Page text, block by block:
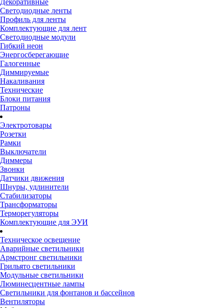
Декоративные
Светодиодные ленты
Профиль для ленты
Комплектующие для лент
Светодиодные модули
Гибкий неон
Энергосберегающие
Галогенные
Диммируемые
Накаливания
Технические
Блоки питания
Патроны
Электротовары
Розетки
Рамки
Выключатели
Диммеры
Звонки
Датчики движения
Шнуры, удлинители
Стабилизаторы
Трансформаторы
Терморегуляторы
Комплектующие для ЭУИ
Техническое освещение
Аварийные светильники
Армстронг светильники
Грильято светильники
Модульные светильники
Люминесцентные лампы
Светильники для фонтанов и бассейнов
Вентиляторы